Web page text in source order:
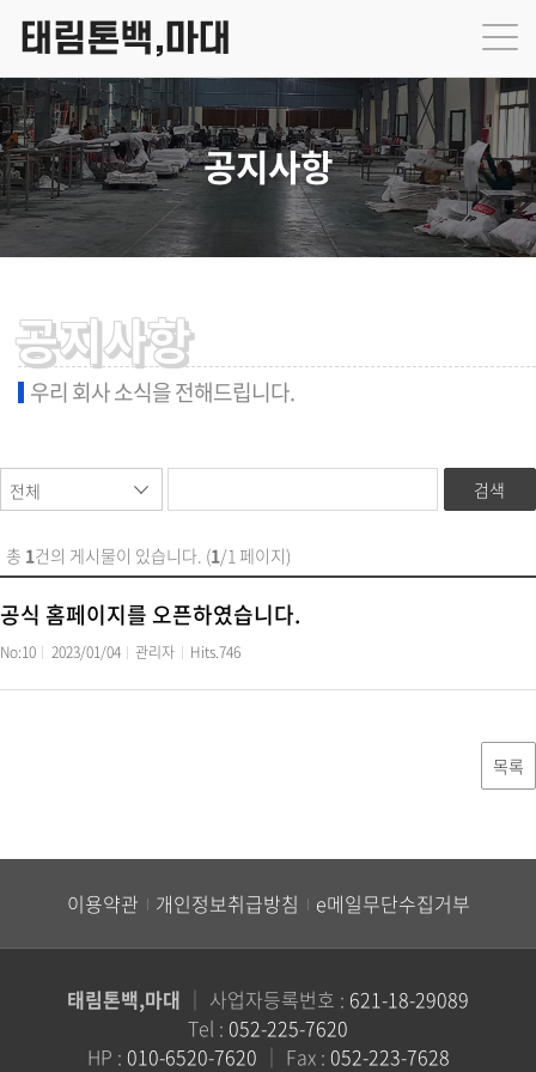
공지사항
공지사항
우리 회사 소식을 전해드립니다.
검색
총 1건의 게시물이 있습니다. (1/1 페이지)
공식 홈페이지를 오픈하였습니다.
No:10 2023/01/04 관리자 Hits.746
목록
이용약관 개인정보취급방침 e메일무단수집거부
태림톤백,마대 ｜ 사업자등록번호 : 621-18-29089
Tel : 052-225-7620
HP : 010-6520-7620 ｜ Fax : 052-223-7628